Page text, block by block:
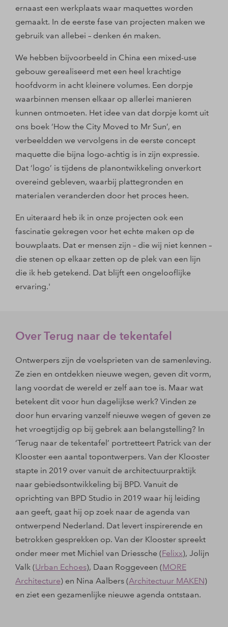
ernaast een werkplaats waar maquettes worden
gemaakt. In de eerste fase van projecten maken we
gebruik van allebei – denken én maken.
We hebben bijvoorbeeld in China een mixed-use
gebouw gerealiseerd met een heel krachtige
hoofdvorm in acht kleinere volumes. Een dorpje
waarbinnen mensen elkaar op allerlei manieren
kunnen ontmoeten. Het idee van dat dorpje komt uit
ons boek ‘How the City Moved to Mr Sun’, en
verbeeldden we vervolgens in de eerste concept
maquette die bijna logo-achtig is in zijn expressie.
Dat ‘logo’ is tijdens de planontwikkeling onverkort
overeind gebleven, waarbij plattegronden en
materialen veranderden door het proces heen.
En uiteraard heb ik in onze projecten ook een
fascinatie gekregen voor het echte maken op de
bouwplaats. Dat er mensen zijn – die wij niet kennen –
die stenen op elkaar zetten op de plek van een lijn
die ik heb getekend. Dat blijft een ongelooflijke
ervaring.'
Over Terug naar de tekentafel
Ontwerpers zijn de voelsprieten van de samenleving.
Ze zien en ontdekken nieuwe wegen, geven dit vorm,
lang voordat de wereld er zelf aan toe is. Maar wat
betekent dit voor hun dagelijkse werk? Vinden ze
door hun ervaring vanzelf nieuwe wegen of geven ze
het vroegtijdig op bij gebrek aan belangstelling? In
‘Terug naar de tekentafel’ portretteert Patrick van der
Klooster een aantal topontwerpers. Van der Klooster
stapte in 2019 over vanuit de architectuurpraktijk
naar gebiedsontwikkeling bij BPD. Vanuit de
oprichting van BPD Studio in 2019 waar hij leiding
aan geeft, gaat hij op zoek naar de agenda van
ontwerpend Nederland. Dat levert inspirerende en
betrokken gesprekken op. Van der Klooster spreekt
onder meer met Michiel van Driessche (Felixx), Jolijn
Valk (Urban Echoes), Daan Roggeveen (MORE
Architecture) en Nina Aalbers (Architectuur MAKEN)
en ziet een gezamenlijke nieuwe agenda ontstaan.